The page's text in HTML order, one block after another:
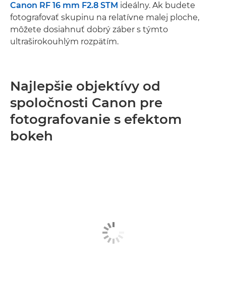
Canon RF 16 mm F2.8 STM ideálny. Ak budete
fotografovať skupinu na relatívne malej ploche,
môžete dosiahnuť dobrý záber s týmto
ultraširokouhlým rozpätím.
Najlepšie objektívy od
spoločnosti Canon pre
fotografovanie s efektom
bokeh